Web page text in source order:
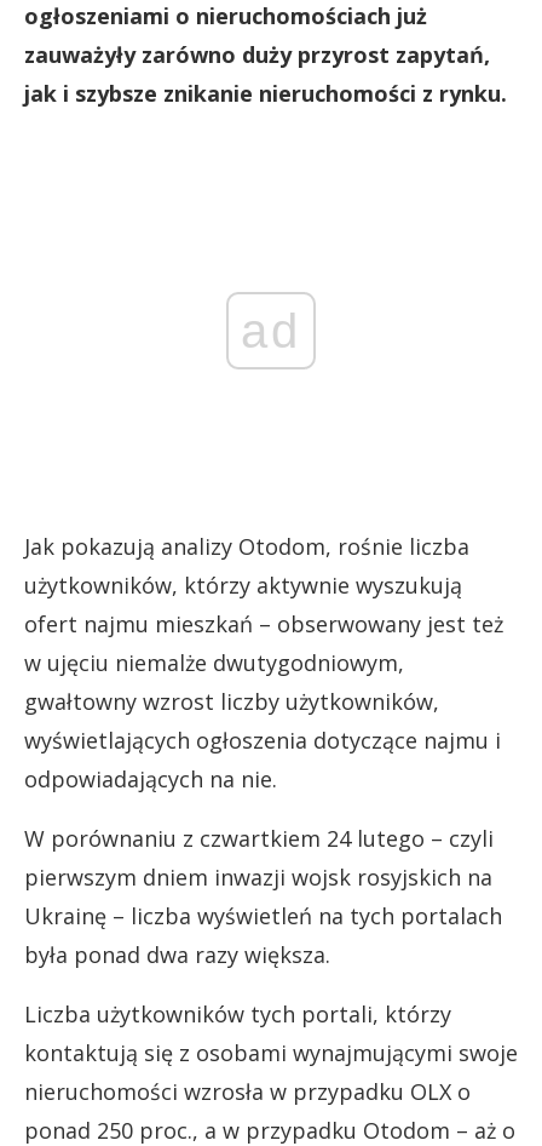
ogłoszeniami o nieruchomościach już
zauważyły zarówno duży przyrost zapytań,
jak i szybsze znikanie nieruchomości z rynku.
ad
Jak pokazują analizy Otodom, rośnie liczba
użytkowników, którzy aktywnie wyszukują
ofert najmu mieszkań – obserwowany jest też
w ujęciu niemalże dwutygodniowym,
gwałtowny wzrost liczby użytkowników,
wyświetlających ogłoszenia dotyczące najmu i
odpowiadających na nie.
W porównaniu z czwartkiem 24 lutego – czyli
pierwszym dniem inwazji wojsk rosyjskich na
Ukrainę – liczba wyświetleń na tych portalach
była ponad dwa razy większa.
Liczba użytkowników tych portali, którzy
kontaktują się z osobami wynajmującymi swoje
nieruchomości wzrosła w przypadku OLX o
ponad 250 proc., a w przypadku Otodom – aż o